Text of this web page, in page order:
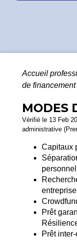
Accueil
de financement
MODES
Vérifié le 13 Feb
administrative
Capitaux
entreprise
Prêt
Prêt